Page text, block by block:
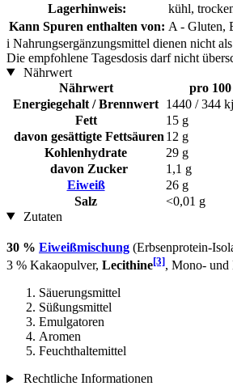
Lagerhinweis:
kühl,
Kann Spuren enthalten von: A - Gluten,
i Nahrungsergänzungsmittel dienen nicht
Die empfohlene Tagesdosis darf nicht
Nährwert
Nährwert
pro
Energiegehalt / Brennwert 1440 / 344
Fett
15 g
davon gesättigte Fettsäuren 12 g
Kohlenhydrate
29 g
davon Zucker
1,1 g
Eiweiß
26 g
Salz
<0,01 g
Zutaten
30 % Eiweißmischung (Erbsenprotein-
3 % Kakaopulver, Lecithine[3], Mono- und
Säuerungsmittel
Süßungsmittel
Emulgatoren
Aromen
Feuchthaltemittel
Rechtliche Informationen